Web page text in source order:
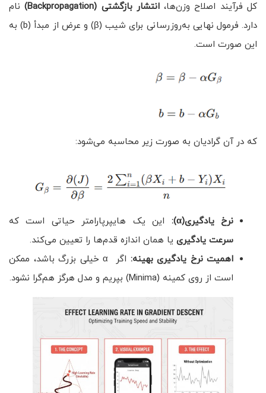
کل فرآیند اصلاح وزن‌ها،انتشار بازگشتی (Backpropagation)
نام
دارد. فرمول نهایی به‌روزرسانی برای شیب (β) و عرض از مبدأ (b) به
این صورت است.
که در آن گرادیان به صورت زیر محاسبه می‌شود:
نرخ یادگیری(α)
: این یک هایپرپارامتر حیاتی است که
سرعت یادگیری یا همان اندازه قدم‌ها را تعیین می‌کند.
اهمیت نرخ یادگیری بهینه:
اگر α خیلی بزرگ باشد، ممکن
است از روی کمینه (Minima) بپریم و مدل هرگز هم‌گرا نشود.